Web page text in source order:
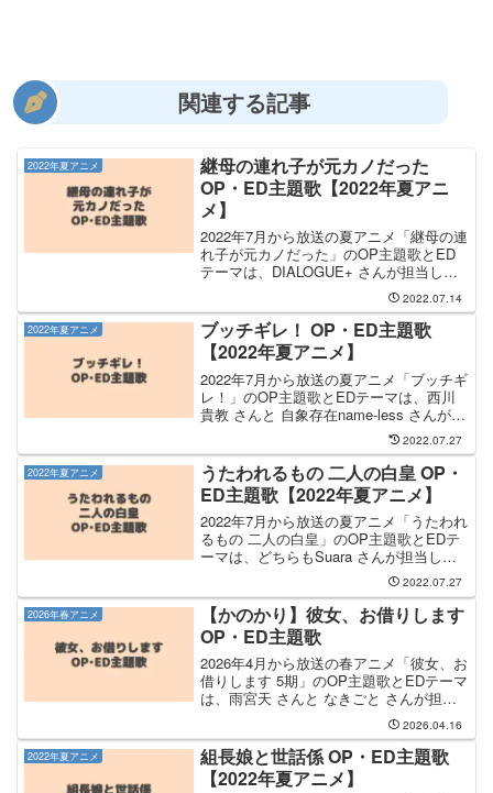
関連する記事
2022年夏アニメ
継母の連れ子が元カノだった
OP・ED主題歌【2022年夏アニ
メ】
2022年7月から放送の夏アニメ「継母の連
れ子が元カノだった」のOP主題歌とED
テーマは、DIALOGUE+ さんが担当しま
す。OP主題歌のタイトルは「デネブとス
ピカ」でCDは、2022年8月24日（水）に
リリースされます。気になるところま...
2022.07.14
2022年夏アニメ
ブッチギレ！ OP・ED主題歌
【2022年夏アニメ】
2022年7月から放送の夏アニメ「ブッチギ
レ！」のOP主題歌とEDテーマは、西川
貴教 さんと 自象存在name-less さんが担
当します。OP主題歌は 西川貴教 さんが
担当し、OP主題歌のタイトルは「一番光
れ！-ブッチギレ-」です。EDテ...
2022.07.27
2022年夏アニメ
うたわれるもの 二人の白皇 OP・
ED主題歌【2022年夏アニメ】
2022年7月から放送の夏アニメ「うたわれ
るもの 二人の白皇」のOP主題歌とEDテ
ーマは、どちらもSuara さんが担当しま
す。OP主題歌のタイトルは「人なんだ」
で、EDテーマのタイトルは「百日草」で
す。Suara さんのCDは、2022年...
2022.07.27
2026年春アニメ
【かのかり】彼女、お借りします
OP・ED主題歌
2026年4月から放送の春アニメ「彼女、お
借りします 5期」のOP主題歌とEDテーマ
は、雨宮天 さんと なきごと さんが担当
します。OP主題歌を手掛けるのは 雨宮
天 さんで、そのOP主題歌のタイトルは
「ノンシナリオ・エチュード」になりま
す。...
2026.04.16
2022年夏アニメ
組長娘と世話係 OP・ED主題歌
【2022年夏アニメ】